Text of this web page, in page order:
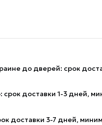
до дверей: срок
срок доставки 1-3 дней,
доставки 3-7 дней,